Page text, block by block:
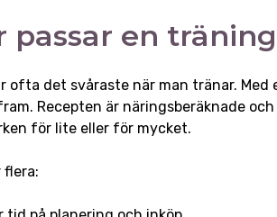
passar en
ofta det svåraste när man tränar. Med
Recepten är näringsberäknade
för lite eller för mycket.
flera: